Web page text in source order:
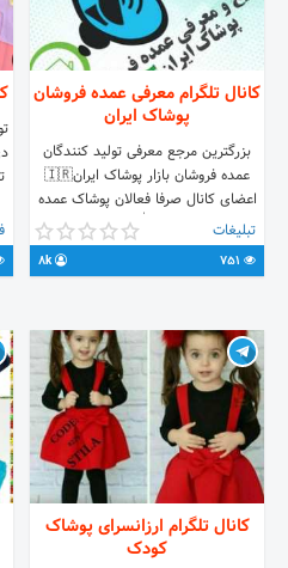
کانال تلگرام معرفی عمده فروشان
پوشاک ایران
بزرگترین مرجع معرفی تولید کنندگان
عمده فروشان بازار پوشاک ایران🇮🇷
اعضای کانال صرفا فعالان پوشاک عمده
هستند ((ماشاء الله لا قوة الا بالله
العلی العظیم))
تبلیغات
8k
کانال تلگرام ارزانسرای پوشاک
کودک